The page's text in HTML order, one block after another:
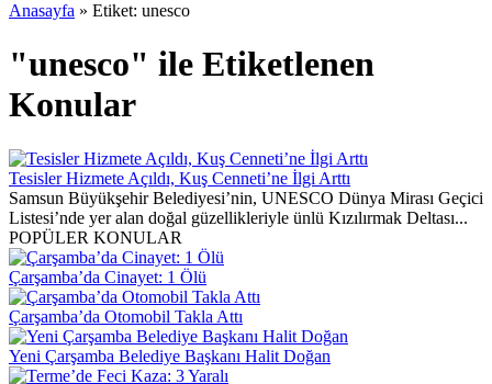
Anasayfa » Etiket: unesco
"unesco" ile Etiketlenen
Konular
Tesisler Hizmete Açıldı, Kuş Cenneti’ne İlgi Arttı
Samsun Büyükşehir Belediyesi’nin, UNESCO Dünya Mirası Geçici
Listesi’nde yer alan doğal güzellikleriyle ünlü Kızılırmak Deltası...
POPÜLER KONULAR
Çarşamba’da Cinayet: 1 Ölü
Çarşamba’da Otomobil Takla Attı
Yeni Çarşamba Belediye Başkanı Halit Doğan